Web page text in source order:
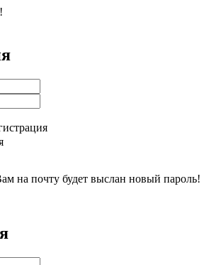
на почту будет выслан новый пароль!